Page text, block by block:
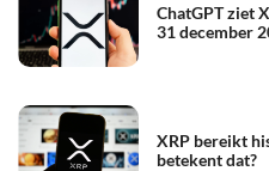
ChatGPT ziet
31 december
XRP bereikt
betekent dat?